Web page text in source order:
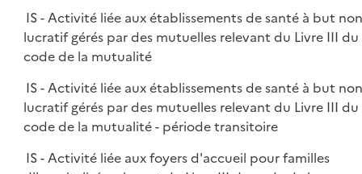
IS - Activité liée aux établissements de santé à but
lucratif gérés par des mutuelles relevant du Livre III du
code de la mutualité
IS - Activité liée aux établissements de santé à but
lucratif gérés par des mutuelles relevant du Livre III du
code de la mutualité - période transitoire
IS - Activité liée aux foyers d'accueil pour familles